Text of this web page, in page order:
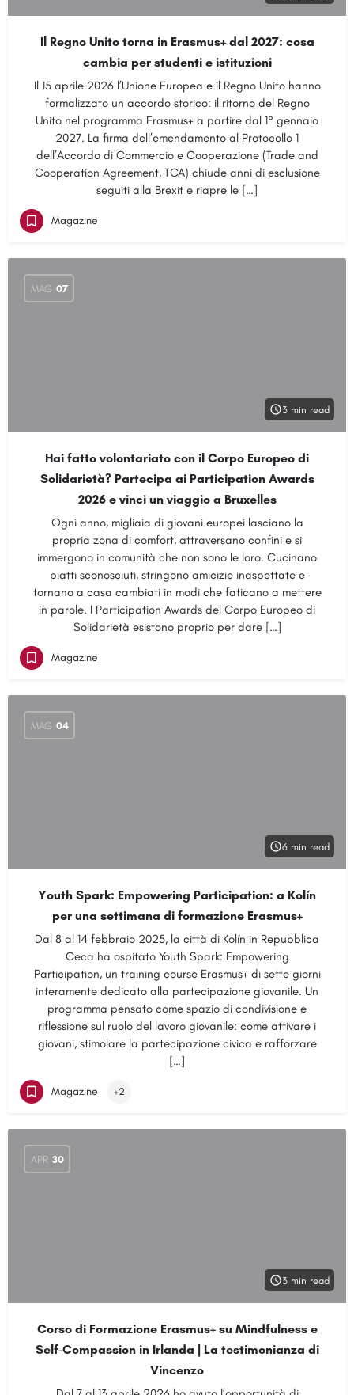
Il Regno Unito torna in Erasmus+ dal 2027: cosa
cambia per studenti e istituzioni
Il 15 aprile 2026 l’Unione Europea e il Regno Unito hanno
formalizzato un accordo storico: il ritorno del Regno
Unito nel programma Erasmus+ a partire dal 1° gennaio
2027. La firma dell’emendamento al Protocollo 1
dell’Accordo di Commercio e Cooperazione (Trade and
Cooperation Agreement, TCA) chiude anni di esclusione
seguiti alla Brexit e riapre le […]
Magazine
MAG 07
3 min read
Hai fatto volontariato con il Corpo Europeo di
Solidarietà? Partecipa ai Participation Awards
2026 e vinci un viaggio a Bruxelles
Ogni anno, migliaia di giovani europei lasciano la
propria zona di comfort, attraversano confini e si
immergono in comunità che non sono le loro. Cucinano
piatti sconosciuti, stringono amicizie inaspettate e
tornano a casa cambiati in modi che faticano a mettere
in parole. I Participation Awards del Corpo Europeo di
Solidarietà esistono proprio per dare […]
Magazine
MAG 04
6 min read
Youth Spark: Empowering Participation: a Kolín
per una settimana di formazione Erasmus+
Dal 8 al 14 febbraio 2025, la città di Kolín in Repubblica
Ceca ha ospitato Youth Spark: Empowering
Participation, un training course Erasmus+ di sette giorni
interamente dedicato alla partecipazione giovanile. Un
programma pensato come spazio di condivisione e
riflessione sul ruolo del lavoro giovanile: come attivare i
giovani, stimolare la partecipazione civica e rafforzare
[…]
Magazine +2
APR 30
3 min read
Corso di Formazione Erasmus+ su Mindfulness e
Self-Compassion in Irlanda | La testimonianza di
Vincenzo